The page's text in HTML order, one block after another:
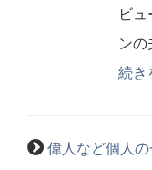
ビ
ンの
続き
偉人など個人